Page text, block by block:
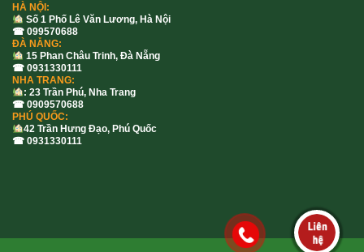
HÀ NỘI:
Số 1 Phố Lê Văn Lương, Hà Nội
☎ 099570688
ĐÀ NẴNG:
15 Phan Châu Trinh, Đà Nẵng
☎ 0931330111
NHA TRANG:
: 23 Trần Phú, Nha Trang
☎ 0909570688
PHÚ QUỐC:
42 Trần Hưng Đạo, Phú Quốc
☎ 0931330111